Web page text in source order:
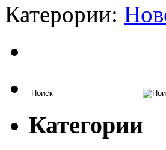
Катерории:
Категории